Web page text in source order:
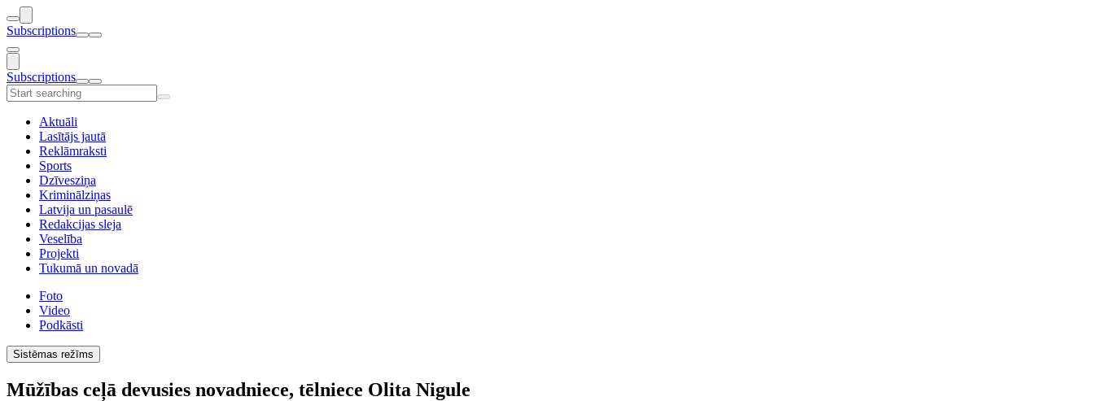
Subscriptions
Subscriptions
Aktuāli
Lasītājs jautā
Reklāmraksti
Sports
Dzīvesziņa
Kriminālziņas
Latvija un pasaulē
Redakcijas sleja
Veselība
Projekti
Tukumā un novadā
Foto
Video
Podkāsti
Sistēmas režīms
Mūžības ceļā devusies novadniece, tēlniece Olita Nigule